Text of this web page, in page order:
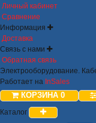
Личный кабинет
Сравнение
Информация
Доставка
Связь с нами
Обратная связь
Электрооборудование.
Работает на InSales
КОРЗИНА 0
Каталог